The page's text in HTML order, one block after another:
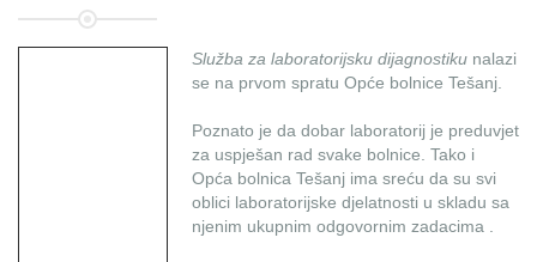
Služba za laboratorijsku dijagnostiku nalazi
se na prvom spratu Opće bolnice Tešanj.
Poznato je da dobar laboratorij je preduvjet
za uspješan rad svake bolnice. Tako i
Opća bolnica Tešanj ima sreću da su svi
oblici laboratorijske djelatnosti u skladu sa
njenim ukupnim odgovornim zadacima .